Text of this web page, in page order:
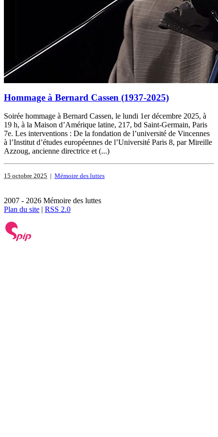
Hommage à Bernard Cassen (1937-2025)
Soirée hommage à Bernard Cassen, le lundi 1er décembre 2025, à
19 h, à la Maison d’Amérique latine, 217, bd Saint-Germain, Paris
7e. Les interventions : De la fondation de l’université de Vincennes
à l’Institut d’études européennes de l’Université Paris 8, par Mireille
Azzoug, ancienne directrice et (...)
15 octobre 2025 | Mémoire des luttes
2007 - 2026 Mémoire des luttes
Plan du site | RSS 2.0